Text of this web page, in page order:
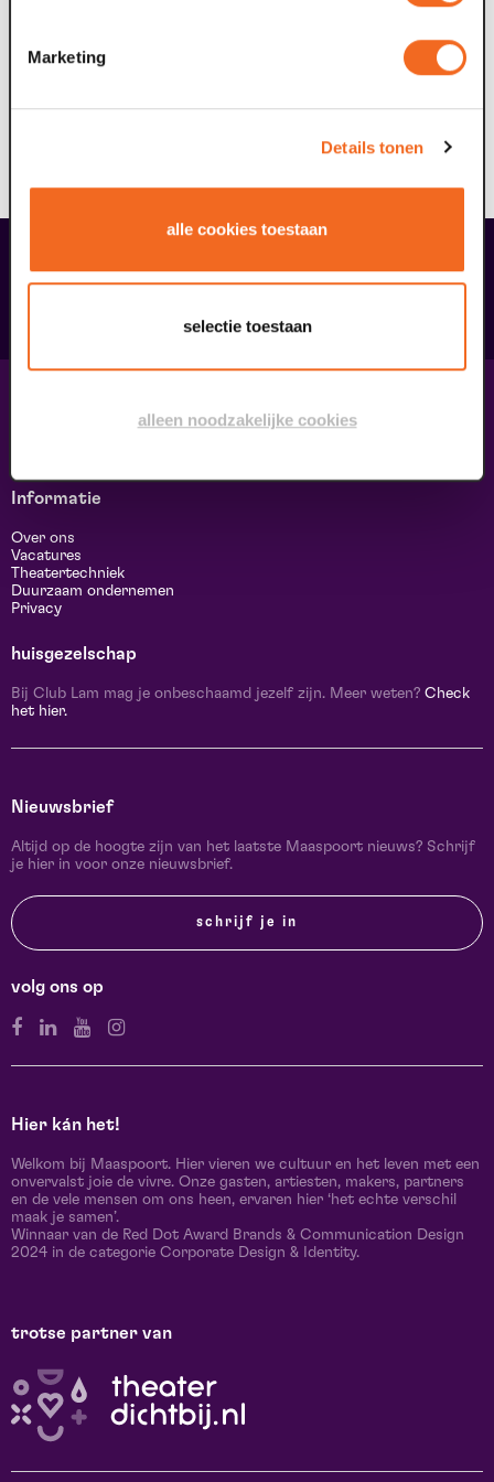
Marketing
Details tonen
alle cookies toestaan
selectie toestaan
alleen noodzakelijke cookies
Natuurlijk met een dessert. Geserveerd in 3 rondes.
Perfect om de avond mee af te trappen of af te sluiten.
(Heb je dieetwensen of allergieën? Geen probleem, geef
overige arrangementen
Informatie
Over ons
Vacatures
Theatertechniek
Duurzaam ondernemen
Privacy
huisgezelschap
Bij Club Lam mag je onbeschaamd jezelf zijn. Meer weten? Check
het hier.
Nieuwsbrief
Altijd op de hoogte zijn van het laatste Maaspoort nieuws? Schrijf
je hier in voor onze nieuwsbrief.
schrijf je in
volg ons op
Hier kán het!
Welkom bij Maaspoort. Hier vieren we cultuur en het leven met een
onvervalst joie de vivre. Onze gasten, artiesten, makers, partners
en de vele mensen om ons heen, ervaren hier ‘het echte verschil
maak je samen’.
Winnaar van de Red Dot Award Brands & Communication Design
2024 in de categorie Corporate Design & Identity.
trotse partner van